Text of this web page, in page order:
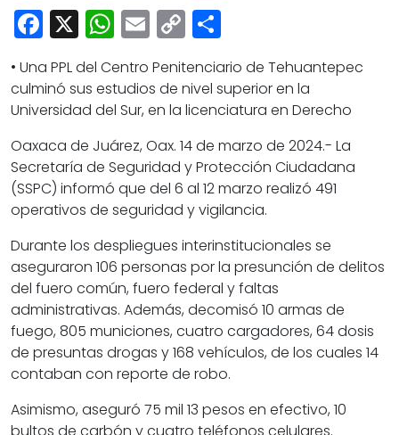
Deportes
OpiniónFacebook
X WhatsApp
Email
Copy
Link
• Una PPL del Centro Penitenciario de Tehuantepec
culminó sus estudios de nivel superior en la
Universidad del Sur, en la licenciatura en Derecho
Oaxaca de Juárez, Oax. 14 de marzo de 2024.- La
Secretaría de Seguridad y Protección Ciudadana
(SSPC) informó que del 6 al 12 marzo realizó 491
operativos de seguridad y vigilancia.
Durante los despliegues interinstitucionales se
aseguraron 106 personas por la presunción de delitos
del fuero común, fuero federal y faltas
administrativas. Además, decomisó 10 armas de
fuego, 805 municiones, cuatro cargadores, 64 dosis
de presuntas drogas y 168 vehículos, de los cuales 14
contaban con reporte de robo.
Asimismo, aseguró 75 mil 13 pesos en efectivo, 10